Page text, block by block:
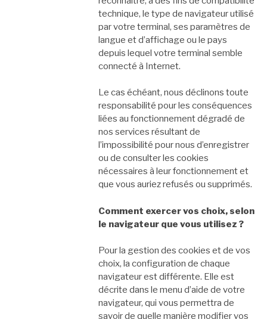
technique, le type de navigateur utilisé
par votre terminal, ses paramètres de
langue et d’affichage ou le pays
depuis lequel votre terminal semble
connecté à Internet.
Le cas échéant, nous déclinons toute
responsabilité pour les conséquences
liées au fonctionnement dégradé de
nos services résultant de
l’impossibilité pour nous d’enregistrer
ou de consulter les cookies
nécessaires à leur fonctionnement et
que vous auriez refusés ou supprimés.
Comment exercer vos choix, selon
le navigateur que vous utilisez ?
Pour la gestion des cookies et de vos
choix, la configuration de chaque
navigateur est différente. Elle est
décrite dans le menu d’aide de votre
navigateur, qui vous permettra de
savoir de quelle manière modifier vos